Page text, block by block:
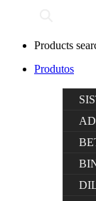
Products
Produtos